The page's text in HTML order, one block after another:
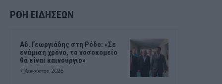
ΡΟΗ ΕΙΔΗΣΕΩΝ
Αδ. Γεωργιάδης στη Ρόδο: «Σε
ενάμιση χρόνο, το νοσοκομείο
θα είναι καινούργιο»
7 Αυγούστου, 2026